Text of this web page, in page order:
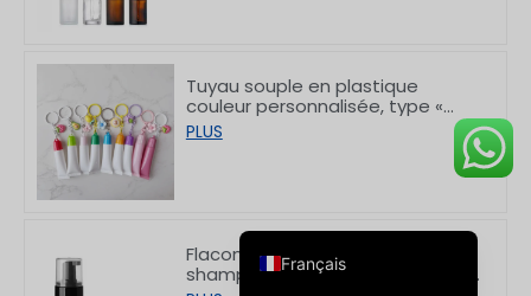
Tuyau souple en plastique
couleur personnalisée, type «
rouge à lèvres », avec crochet,
8/15 g
PLUS
Flacon pompe à mousse pour
shampoing et nettoyant visage
Français
Italiano